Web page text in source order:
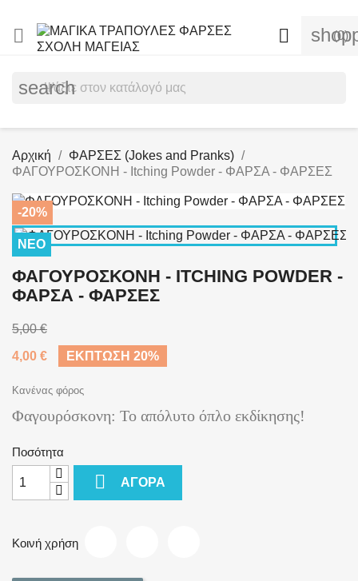
 (0)

search
Αρχική
ΦΑΡΣΕΣ (Jokes and Pranks)
ΦΑΓΟΥΡΟΣΚΟΝΗ - Itching Powder - ΦΑΡΣΑ - ΦΑΡΣΕΣ
-20%
ΝΈΟ
ΦΑΓΟΥΡΟΣΚΟΝΗ - ITCHING POWDER -
ΦΑΡΣΑ - ΦΑΡΣΕΣ
5,00 €
4,00 €
ΈΚΠΤΩΣΗ 20%
Κανένας φόρος
Φαγουρόσκονη: Το απόλυτο όπλο εκδίκησης!
Ποσότητα
 ΑΓΟΡΆ
Κοινή χρήση